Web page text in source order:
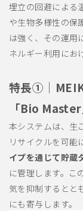
埋立の回避による
や生物多様性の保
は強く、その運用
ネルギー利用にお
特長①｜
「Bio Master
本システムは、生
リサイクルを可能
イプを通じて貯蔵
に管理します。こ
気を抑制するとと
にも寄与します。